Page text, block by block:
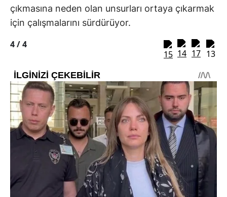
çıkmasına neden olan unsurları ortaya çıkarmak
için çalışmalarını sürdürüyor.
4 /4